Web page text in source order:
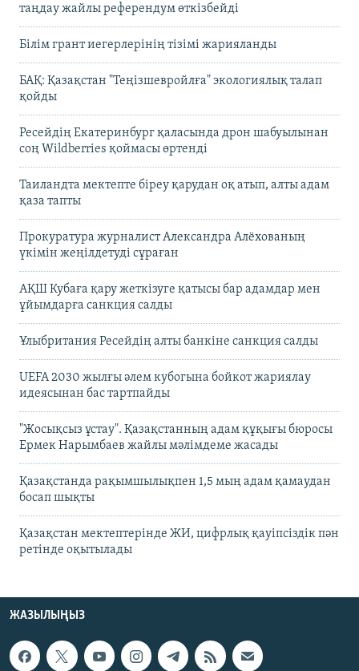
таңдау жайлы референдум өткізбейді
Білім грант иегерлерінің тізімі жарияланды
БАҚ: Қазақстан "Теңізшевройлға" экологиялық талап
қойды
Ресейдің Екатеринбург қаласында дрон шабуылынан
соң Wildberries қоймасы өртенді
Таиландта мектепте біреу қарудан оқ атып, алты адам
қаза тапты
Прокуратура журналист Александра Алёхованың
үкімін жеңілдетуді сұраған
АҚШ Кубаға қару жеткізуге қатысы бар адамдар мен
ұйымдарға санкция салды
Ұлыбритания Ресейдің алты банкіне санкция салды
UEFA 2030 жылғы әлем кубогына бойкот жариялау
идеясынан бас тартпайды
"Жосықсыз ұстау". Қазақстанның адам құқығы бюросы
Ермек Нарымбаев жайлы мәлімдеме жасады
Қазақстанда рақымшылықпен 1,5 мың адам қамаудан
босап шықты
Қазақстан мектептерінде ЖИ, цифрлық қауіпсіздік пән
ретінде оқытылады
ЖАЗЫЛЫҢЫЗ